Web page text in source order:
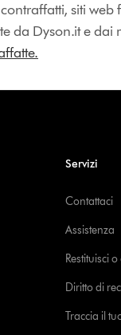
siti
da Dyson.it e dai
Servizi
Contattaci
Assistenza
Restituisci
Diritto di
Traccia il